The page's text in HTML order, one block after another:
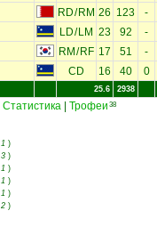
RD/ RM 26 123 -
LD/ LM 23 92 -
RM / RF 17 51 -
CD 16 40 0
25.6 2938
Статистика Трофеи 38
1 )
3 )
1 )
1 )
1 )
2 )